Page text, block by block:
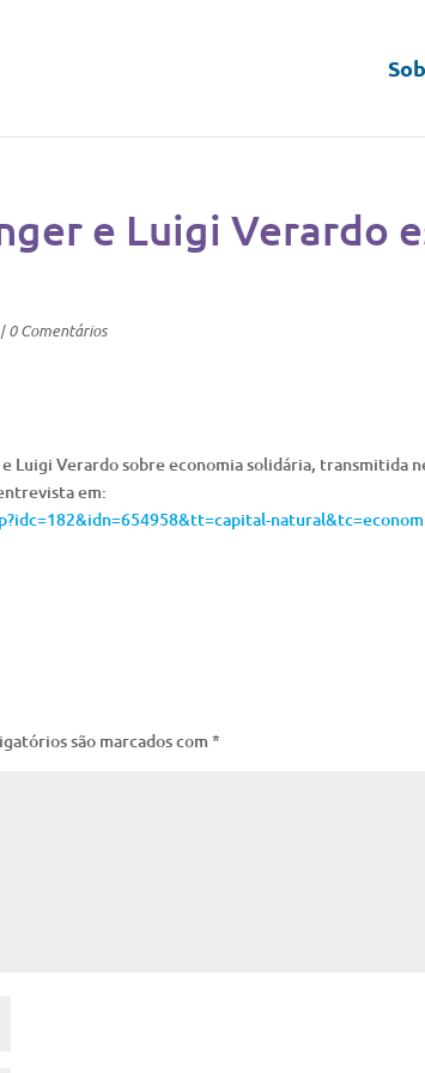
e Luigi Verardo
0 Comentários
Luigi Verardo sobre economia solidária, transmitida
em:
são marcados com *